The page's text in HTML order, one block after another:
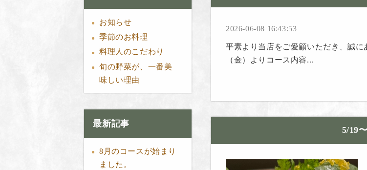
お知らせ
季節のお料理
料理人のこだわり
旬の野菜が、一番美
味しい理由
最新記事
8月のコースが始まり
ました。
2026-06-08 16:43:53
平素より当店をご愛顧いただき、誠に
（金）よりコース内容...
5/19